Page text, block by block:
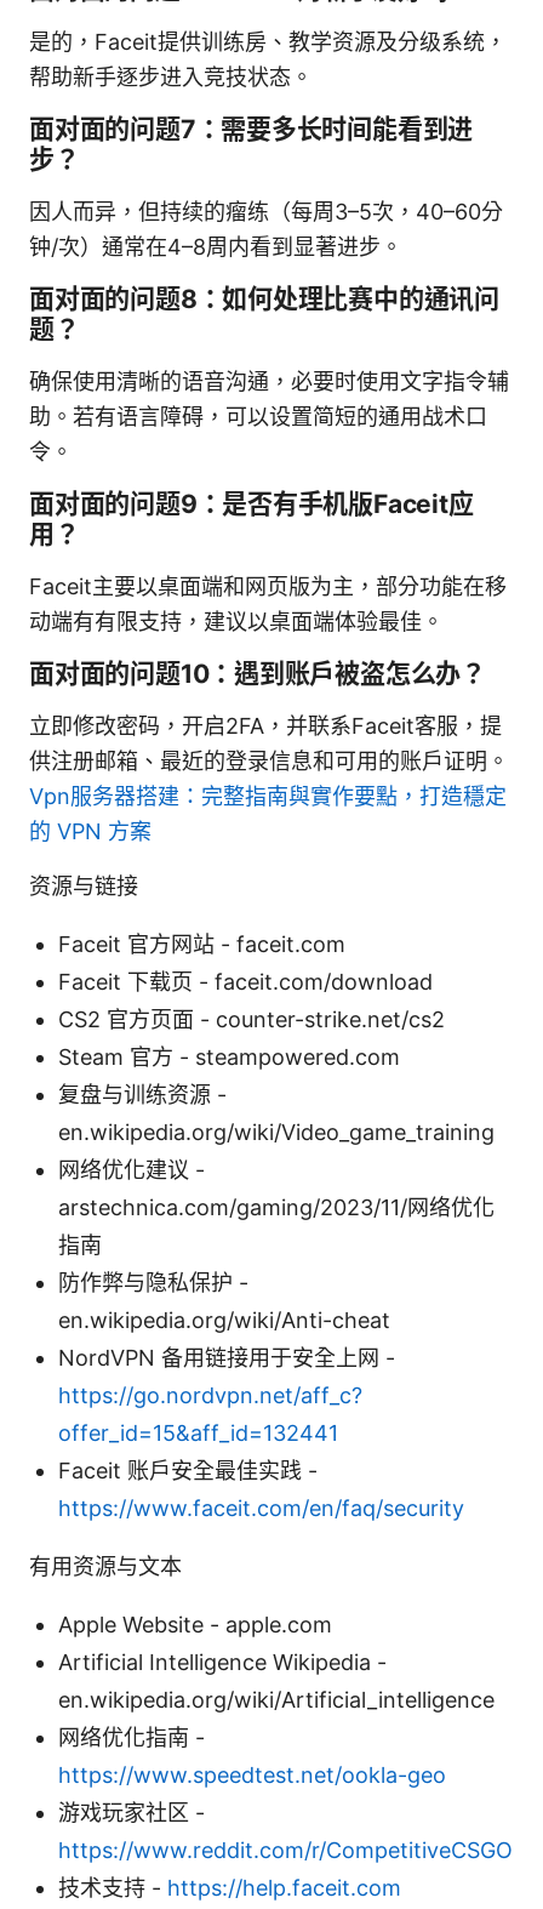
是的，Faceit提供训练房、教学资源及分级系统，
帮助新手逐步进入竞技状态。
面对面的问题7：需要多长时间能看到进
步？
因人而异，但持续的瘤练（每周3–5次，40–60分
钟/次）通常在4–8周内看到显著进步。
面对面的问题8：如何处理比赛中的通讯问
题？
确保使用清晰的语音沟通，必要时使用文字指令辅
助。若有语言障碍，可以设置简短的通用战术口
令。
面对面的问题9：是否有手机版Faceit应
用？
Faceit主要以桌面端和网页版为主，部分功能在移
动端有有限支持，建议以桌面端体验最佳。
面对面的问题10：遇到账户被盗怎么办？
立即修改密码，开启2FA，并联系Faceit客服，提
供注册邮箱、最近的登录信息和可用的账户证明。
Vpn服务器搭建：完整指南與實作要點，打造穩定
的 VPN 方案
资源与链接
Faceit 官方网站 - faceit.com
Faceit 下载页 - faceit.com/download
CS2 官方页面 - counter-strike.net/cs2
Steam 官方 - steampowered.com
复盘与训练资源 -
en.wikipedia.org/wiki/Video_game_training
网络优化建议 -
arstechnica.com/gaming/2023/11/网络优化
指南
防作弊与隐私保护 -
en.wikipedia.org/wiki/Anti-cheat
NordVPN 备用链接用于安全上网 -
https://go.nordvpn.net/aff_c?
offer_id=15&aff_id=132441
Faceit 账户安全最佳实践 -
https://www.faceit.com/en/faq/security
有用资源与文本
Apple Website - apple.com
Artificial Intelligence Wikipedia -
en.wikipedia.org/wiki/Artificial_intelligence
网络优化指南 -
https://www.speedtest.net/ookla-geo
游戏玩家社区 -
https://www.reddit.com/r/CompetitiveCSGO
技术支持 - https://help.faceit.com